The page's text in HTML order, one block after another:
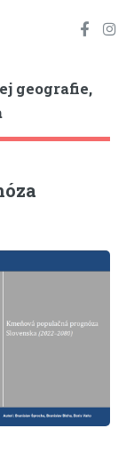
geografie,